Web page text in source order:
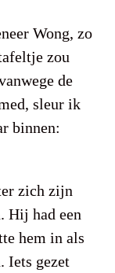
Wong, zo
zou
de
sleur ik
binnen:
zich zijn
Hij had een
hem in als
Iets gezet